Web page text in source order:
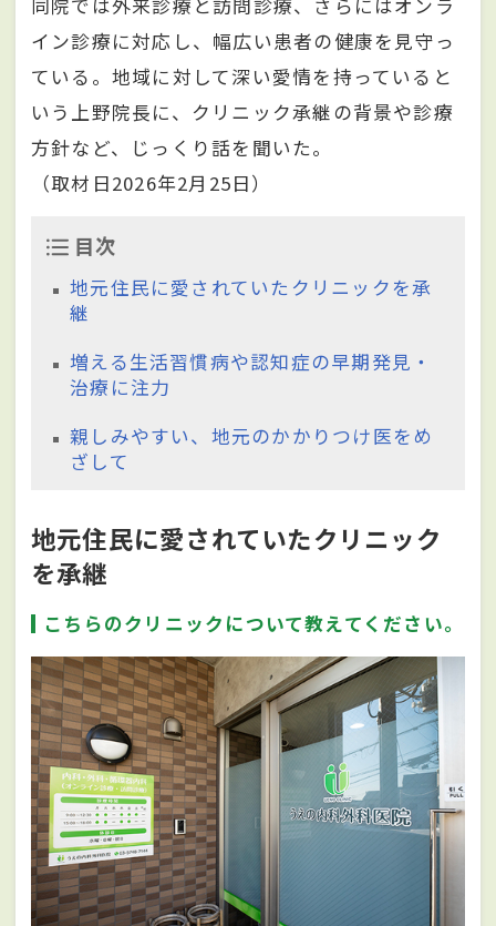
同院では外来診療と訪問診療、さらにはオンラ
イン診療に対応し、幅広い患者の健康を見守っ
ている。地域に対して深い愛情を持っていると
いう上野院長に、クリニック承継の背景や診療
方針など、じっくり話を聞いた。
（取材日2026年2月25日）
目次
地元住民に愛されていたクリニックを承
継
増える生活習慣病や認知症の早期発見・
治療に注力
親しみやすい、地元のかかりつけ医をめ
ざして
地元住民に愛されていたクリニック
を承継
こちらのクリニックについて教えてください。